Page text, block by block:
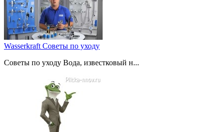
Wasserkraft Советы по уходу
Советы по уходу Вода, известковый н...